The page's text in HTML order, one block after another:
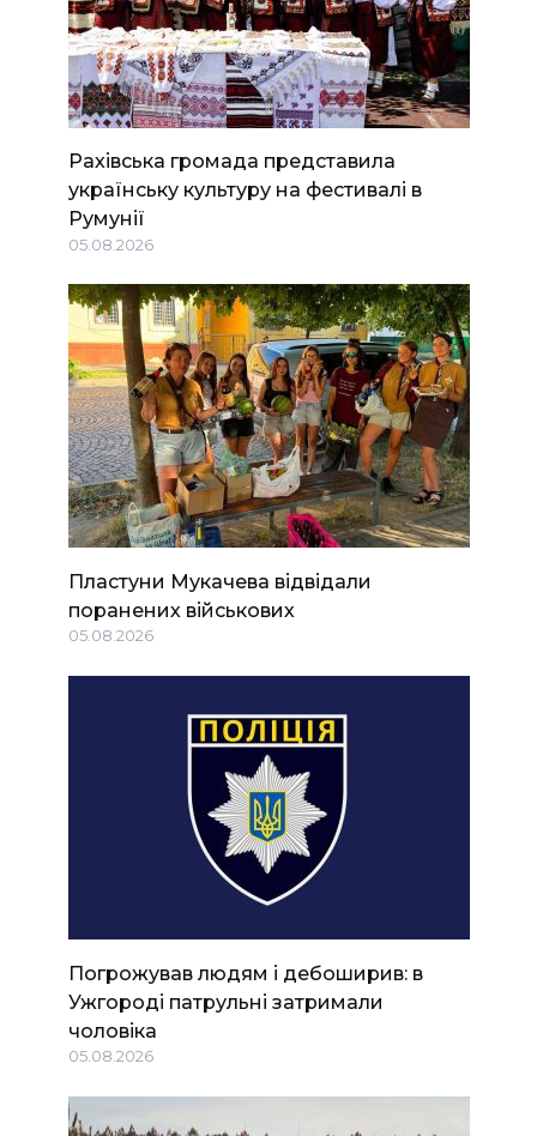
Рахівська громада представила
українську культуру на фестивалі в
Румунії
05.08.2026
Пластуни Мукачева відвідали
поранених військових
05.08.2026
Погрожував людям і дебоширив: в
Ужгороді патрульні затримали
чоловіка
05.08.2026